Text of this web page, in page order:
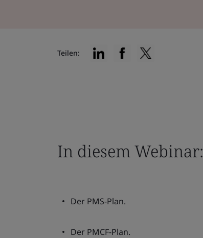
Teilen:
In diesem Webinar:
Der PMS-Plan.
Der PMCF-Plan.